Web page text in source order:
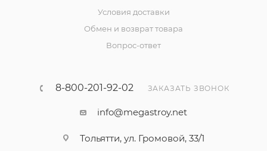
Условия доставки
Обмен и возврат товара
Вопрос-ответ
8-800-201-92-02 ЗАКАЗАТЬ ЗВОНОК
info@megastroy.net
Тольятти, ул. Громовой, 33/1